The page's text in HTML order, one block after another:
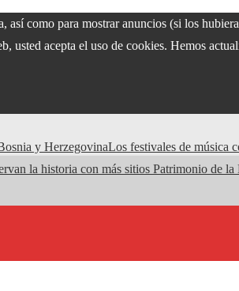
como para mostrar anuncios (si los
acepta el uso de cookies. Hemos
y HerzegovinaLos festivales de música
la historia con más sitios Patrimonio de la